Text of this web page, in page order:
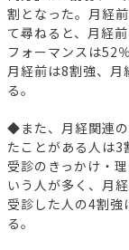
割となった。月経
て尋ねると、月経
フォーマンスは52
月経前は8割強、
る。
◆また、月経関連
たことがある人は3
受診のきっかけ・
いう人が多く、月
受診した人の4割強
る。